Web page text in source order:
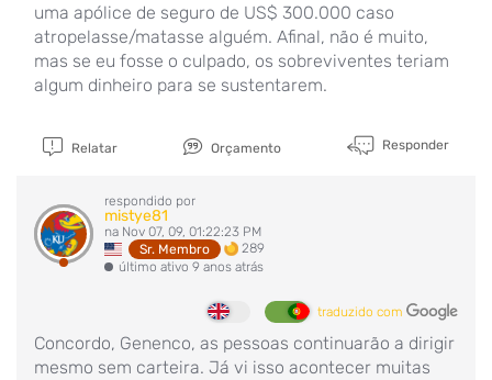
uma apólice de seguro de US$ 300.000 caso
atropelasse/matasse alguém. Afinal, não é muito,
mas se eu fosse o culpado, os sobreviventes teriam
algum dinheiro para se sustentarem.
Relatar Orçamento Responder
respondido por
mistye81
na Nov 07, 09, 01:22:23 PM
Sr. Membro
289
último ativo 9 anos atrás
traduzido com
Concordo, Genenco, as pessoas continuarão a dirigir
mesmo sem carteira. Já vi isso acontecer muitas